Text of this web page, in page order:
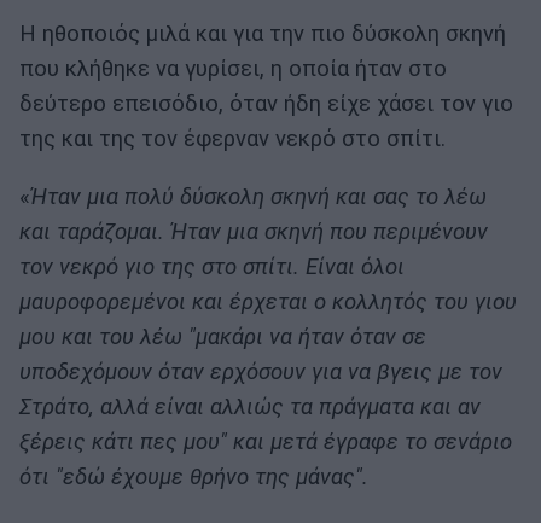
Η ηθοποιός μιλά και για την πιο δύσκολη σκηνή
που κλήθηκε να γυρίσει, η οποία ήταν στο
δεύτερο επεισόδιο, όταν ήδη είχε χάσει τον γιο
της και της τον έφερναν νεκρό στο σπίτι.
«Ήταν μια πολύ δύσκολη σκηνή και σας το λέω
και ταράζομαι. Ήταν μια σκηνή που περιμένουν
τον νεκρό γιο της στο σπίτι. Είναι όλοι
μαυροφορεμένοι και έρχεται ο κολλητός του γιου
μου και του λέω "μακάρι να ήταν όταν σε
υποδεχόμουν όταν ερχόσουν για να βγεις με τον
Στράτο, αλλά είναι αλλιώς τα πράγματα και αν
ξέρεις κάτι πες μου" και μετά έγραφε το σενάριο
ότι "εδώ έχουμε θρήνο της μάνας".